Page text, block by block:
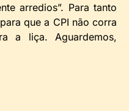
arredios”. Para tanto
que a CPI não corra
a liça. Aguardemos,